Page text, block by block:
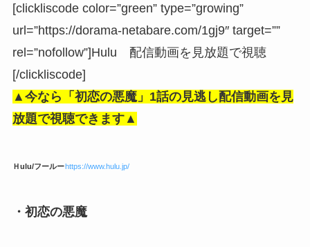
[clickliscode color=”green” type=”growing”
url=”https://dorama-netabare.com/1gj9″ target=””
rel=”nofollow”]Hulu 配信動画を見放題で視聴
[/clickliscode]
▲今なら「 初恋の悪魔」1話の見逃し配信動画を見
放題で視聴できます▲
Ｈulu/フールーhttps://www.hulu.jp/
・初恋の悪魔